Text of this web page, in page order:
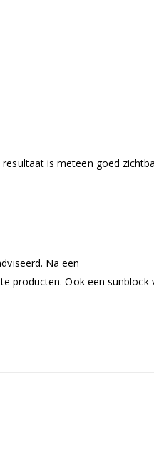
is meteen goed
Na een
producten. Ook een sunblock